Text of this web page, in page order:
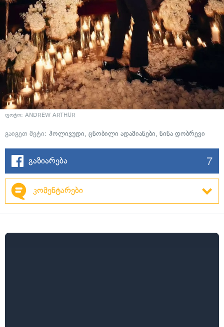
ფოტო: ANDREW ARTHUR
გაიგეთ მეტი: ჰოლივუდი, ცნობილი ადამიანები, ნინა დობრევი
გაზიარება 7
კომენტარები